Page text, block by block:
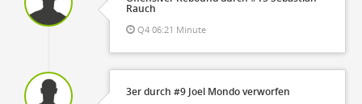
Rauch
Q4 06:21 Minute
3er durch #9 Joel Mondo verworfen